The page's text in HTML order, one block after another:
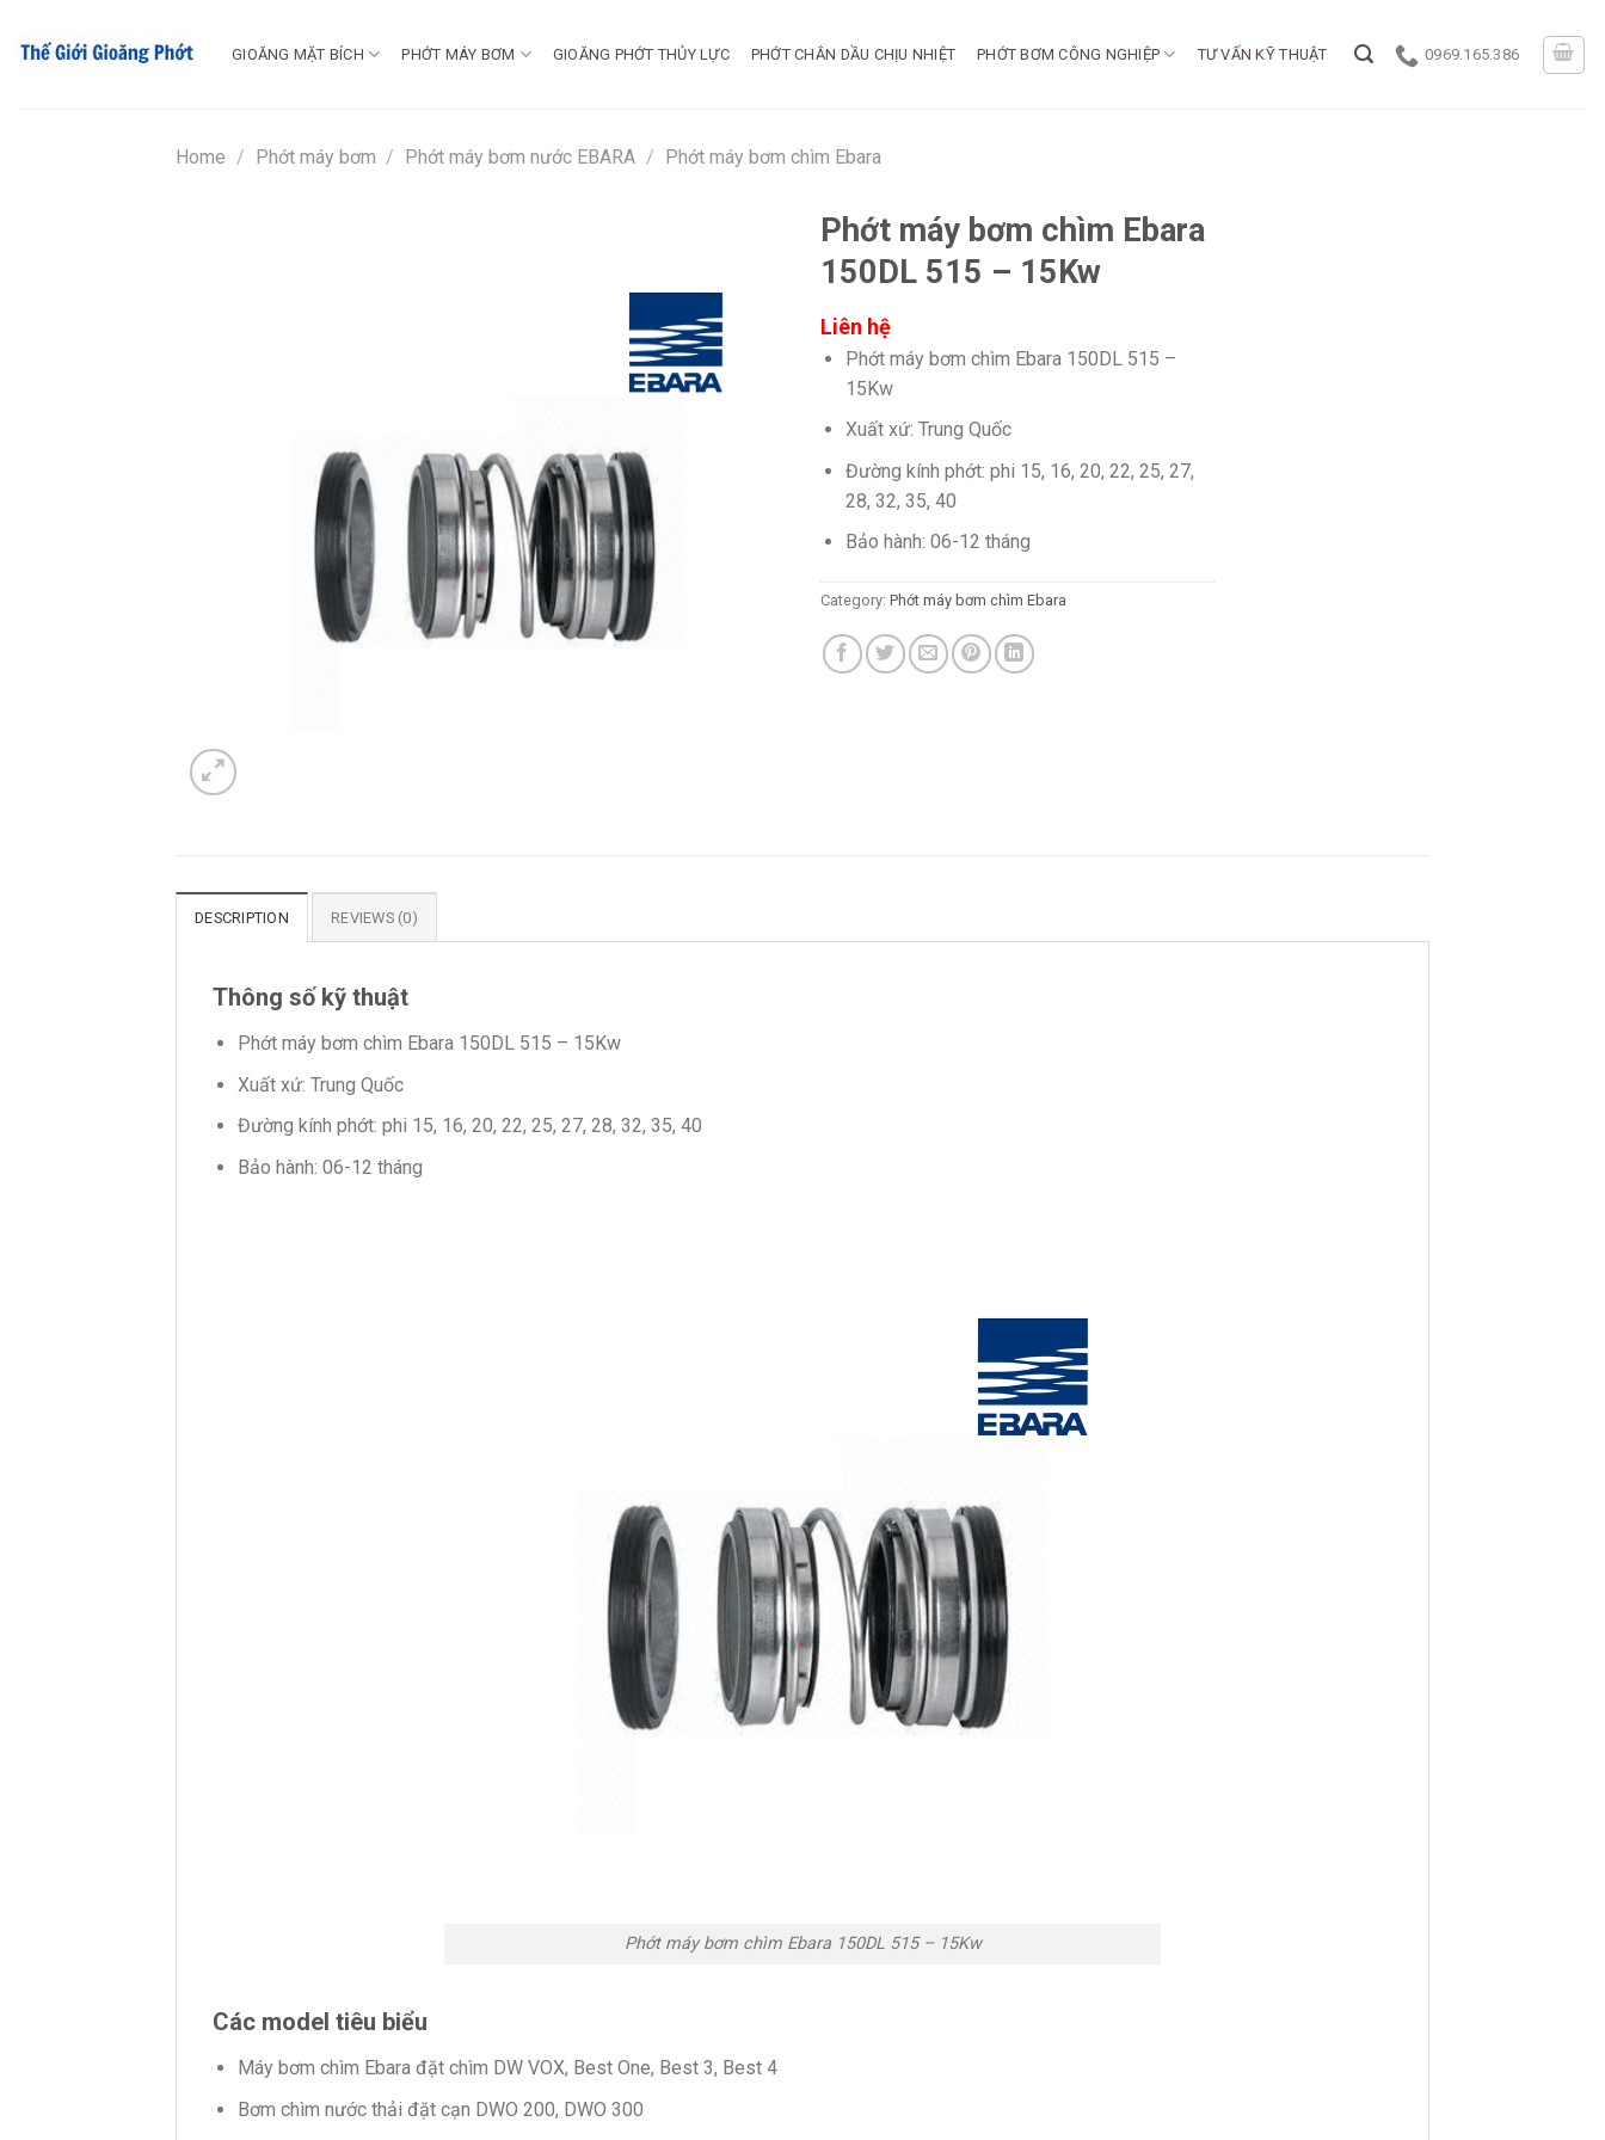
đến
GIOĂNG MẶT BÍCH PHỚT MÁY BƠM GIOĂNG PHỚT THỦY LỰC PHỚT CHẮN DẦU CHỊU NHIỆT PHỚT BƠM CÔNG NGHIỆP TƯ VẤN KỸ THUẬT 0969.165.386
Home / Phớt máy bơm / Phớt máy bơm nước EBARA / Phớt máy bơm chìm Ebara
Phớt máy bơm chìm Ebara
150DL 515 – 15Kw
Liên hệ
Phớt máy bơm chìm Ebara 150DL 515 –
15Kw
Xuất xứ: Trung Quốc
Đường kính phớt: phi 15, 16, 20, 22, 25, 27,
28, 32, 35, 40
Bảo hành: 06-12 tháng
Category: Phớt máy bơm chìm Ebara
DESCRIPTION REVIEWS (0)
Thông số kỹ thuật
Phớt máy bơm chìm Ebara 150DL 515 – 15Kw
Xuất xứ: Trung Quốc
Đường kính phớt: phi 15, 16, 20, 22, 25, 27, 28, 32, 35, 40
Bảo hành: 06-12 tháng
Phớt máy bơm chìm Ebara 150DL 515 – 15Kw
Các model tiêu biểu
Máy bơm chìm Ebara đặt chìm DW VOX, Best One, Best 3, Best 4
Bơm chìm nước thải đặt cạn DWO 200, DWO 300